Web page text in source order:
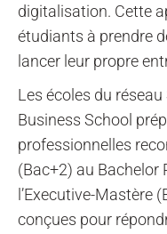
digitalisation. Cette
étudiants à prendre
lancer leur propre
Les écoles du
Business School
professionnelles
(Bac+2) au Bachelor
l’Executive-Mastère
conçues pour